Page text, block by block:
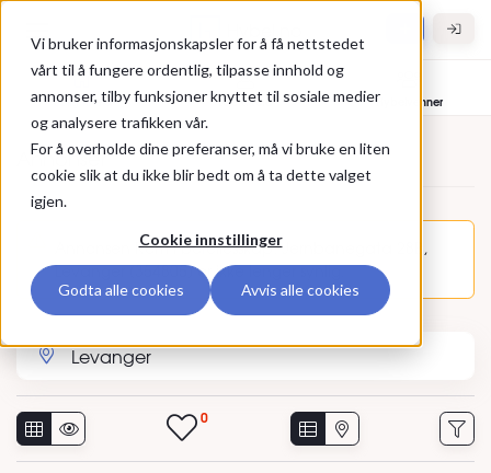
Vi bruker informasjonskapsler for å få nettstedet
vårt til å fungere ordentlig, tilpasse innhold og
annonser, tilby funksjoner knyttet til sosiale medier
og analysere trafikken vår.
For å overholde dine preferanser, må vi bruke en liten
cookie slik at du ikke blir bedt om å ta dette valget
igjen.
Cookie innstillinger
Godta alle cookies Avvis alle cookies
Bolig til leie Leietakere Hybelvenner
Annonser
Annonsen Rom i bofellesskap, Jernbanegata 28B,
Levanger (354805) er ikke lenger synlig.
0